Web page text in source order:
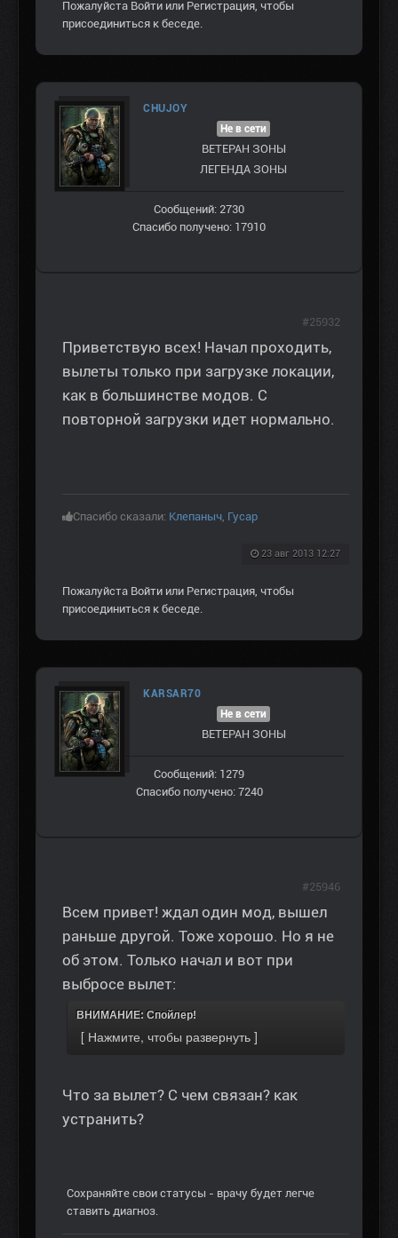
Пожалуйста Войти или Регистрация , чтобы
присоединиться к беседе.
CHUJOY
Не в сети
ВЕТЕРАН ЗOНЫ
ЛЕГЕНДА ЗОНЫ
Сообщений: 2730
Спасибо получено: 17910
Приветствую всех! Начал проходить,
вылеты только при загрузке локации,
как в большинстве модов. С
повторной загрузки идет нормально.
Спасибо сказали: Клепаныч Гусар
23 авг 2013 12:27
#25932
Пожалуйста Войти или Регистрация , чтобы
присоединиться к беседе.
KARSAR70
Не в сети
ВЕТЕРАН ЗOНЫ
Сообщений: 1279
Спасибо получено: 7240
Всем привет! ждал один мод, вышел
раньше другой. Тоже хорошо. Но я не
об этом. Только начал и вот при
выбросе вылет:
ВНИМАНИЕ: Спойлер!
Что за вылет? С чем связан? как
устранить?
Сохраняйте свои статусы - врачу будет легче
ставить диагноз.
#25946